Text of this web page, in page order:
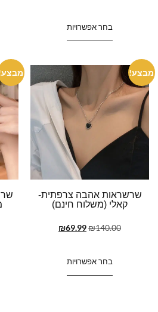
בחר אפשרויות
מבצע!
שרשראות אהבה צרפתית-
קאלי (משלוח חינם)
₪140.00
₪69.99
בחר אפשרויות